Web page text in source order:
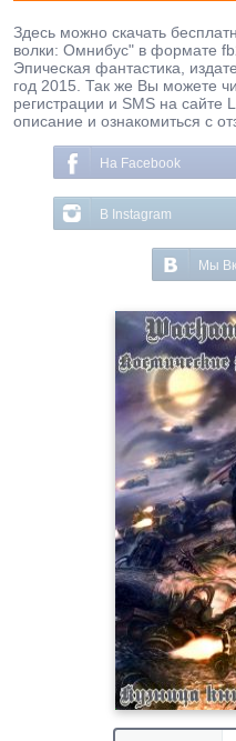
Здесь можно скачать
волки: Омнибус" в формате
Эпическая фантастика,
год 2015. Так же Вы можете
регистрации и SMS на сайте
описание и ознакомиться с
На Facebook
В Instagram
Мы